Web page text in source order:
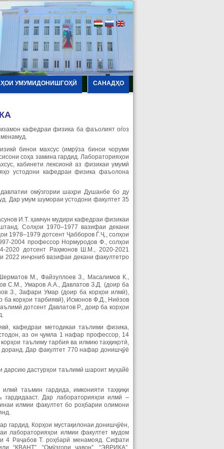
УМУМИДОНИШГОҲӢ САНАДҲО
кафедраи физика ба фаъолият оѓоз
бинои махсус (имрӯза бинои чоруми
соҳа замина гардид. Лабораторияҳои
кабинети лексионӣ аз физикаи умумӣ
устодони кафедраи физика фаъолона
омӯзгории шаҳри Душанбе бо ду
Дар умум шумораи устодони факултет 35
И.Т. ҳамчун мудири кафедраи физикаи
Солҳои 1970–1977 вазифаи декани
1978–1979 дотсент Ҷабборов Ѓ.Ҷ., солҳои
2004 профессор Нормуродов Ф., солҳои
2020 дотсент Раҳмонов Ш.М., 2020-2021
2022 инҷониб вазифаи декани факултетро
М., Файзуллоев З., Масалимов К.,
С.М., Умаров А.А., Давлатов З.Д. (доир ба
З., Зафари Умар (доир ба корҳои илмӣ),
ба корҳои тарбиявӣ), Исмонов Ф.Д., Ниёзов
дотсент Давлатов Р., доир ба корҳои
кафедраи методикаи таълими физика,
аз он ҷумла 1 нафар профессор, 14
таълиму тарбия ва илмию таҳқиқотӣ,
Дар факултет 770 нафар донишҷӯё
дарсию дастурҳои таълимӣ шароит муҳайё
таъмин гардида, имконияти таҳқиқи
гардидааст. Дар лабораторияҳои илмӣ –
илмии факултет бо роҳбарии олимони
гардид. Корҳои мустақилонаи донишҷӯён,
лабораторияҳои илмии факултет мудом
4 Раҷабов Т. роҳбарӣ менамояд. Сифати
“КВАНТ”, “Омӯзгори ҷавон”, “ЭВРИКА”,